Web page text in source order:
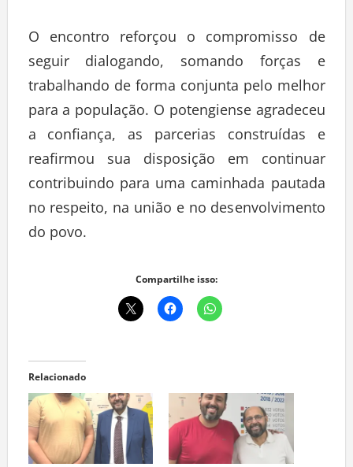
O encontro reforçou o compromisso de
seguir dialogando, somando forças e
trabalhando de forma conjunta pelo melhor
para a população. O potengiense agradeceu
a confiança, as parcerias construídas e
reafirmou sua disposição em continuar
contribuindo para uma caminhada pautada
no respeito, na união e no desenvolvimento
do povo.
Compartilhe isso:
Relacionado